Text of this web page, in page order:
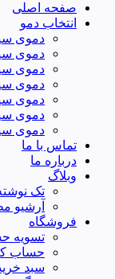
صفحه اصلی
انتخاب دمو
دموی
دموی
دموی
دموی
دموی
دموی
دموی
تماس با ما
درباره ما
وبلاگ
تک نوشته
آرشیو
فروشگاه
تسویه
حساب
سبد